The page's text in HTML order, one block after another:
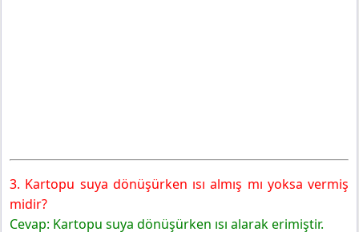
3. Kartopu suya dönüşürken ısı almış mı yoksa vermiş
midir?
Cevap: Kartopu suya dönüşürken ısı alarak erimiştir.